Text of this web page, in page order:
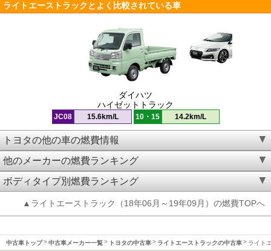
ライトエーストラックとよく比較されている車
ダイハツ
ハイゼットトラック
JC08 15.6km/L 10・15 14.2km/L
トヨタの他の車の燃費情報
他のメーカーの燃費ランキング
ボディタイプ別燃費ランキング
▲ライトエーストラック（18年06月～19年09月）の燃費TOPへ
中古車トップ 中古車メーカー一覧 トヨタの中古車 ライトエーストラックの中古車 ライト